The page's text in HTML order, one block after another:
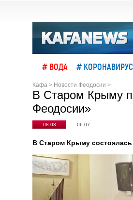
# ВОДА # КОРОНАВИРУС
Кафа > Новости Феодосии >
В Старом Крыму
Феодосии»
08:03 06.07
В Старом Крыму